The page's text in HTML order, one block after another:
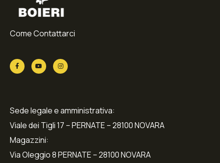
Come Contattarci
Sede legale e amministrativa:
Viale dei Tigli 17 – PERNATE – 28100 NOVARA
Magazzini:
Via Oleggio 8 PERNATE – 28100 NOVARA